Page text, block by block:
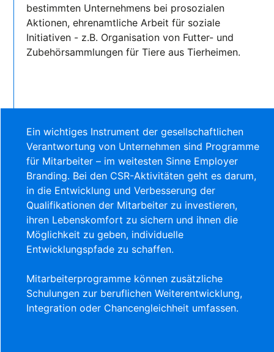
bestimmten Unternehmens bei prosozialen
Aktionen, ehrenamtliche Arbeit für soziale
Initiativen - z.B. Organisation von Futter- und
Zubehörsammlungen für Tiere aus Tierheimen.
Ein wichtiges Instrument der gesellschaftlichen
Verantwortung von Unternehmen sind Programme
für Mitarbeiter – im weitesten Sinne Employer
Branding. Bei den CSR-Aktivitäten geht es darum,
in die Entwicklung und Verbesserung der
Qualifikationen der Mitarbeiter zu investieren,
ihren Lebenskomfort zu sichern und ihnen die
Möglichkeit zu geben, individuelle
Entwicklungspfade zu schaffen.
Mitarbeiterprogramme können zusätzliche
Schulungen zur beruflichen Weiterentwicklung,
Integration oder Chancengleichheit umfassen.